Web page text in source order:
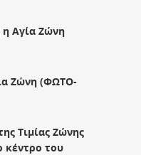
η Αγία Ζώνη
Ζώνη (ΦΩΤΟ-
Τιμίας Ζώνης
κέντρο του